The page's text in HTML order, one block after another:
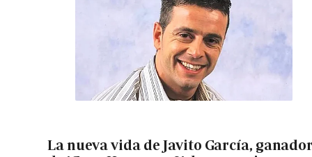
La nueva vida de Javito García,